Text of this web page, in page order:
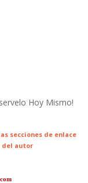
Hoy Mismo!
secciones de enlace
del autor